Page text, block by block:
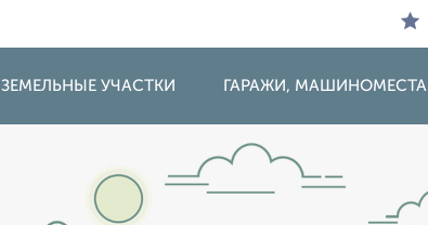
ЗЕМЕЛЬНЫЕ УЧАСТКИ ГАРАЖИ, МАШИНОМЕСТА